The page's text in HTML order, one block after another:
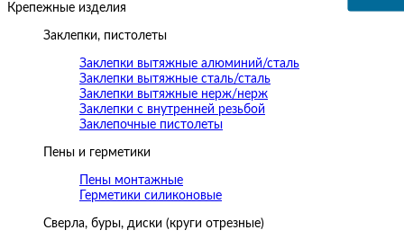
Крепежные изделия
Заклепки, пистолеты
Заклепки вытяжные алюминий/сталь
Заклепки вытяжные сталь/сталь
Заклепки вытяжные нерж/нерж
Заклепки с внутренней резьбой
Заклепочные пистолеты
Пены и герметики
Пены монтажные
Герметики силиконовые
Сверла, буры, диски (круги отрезные)